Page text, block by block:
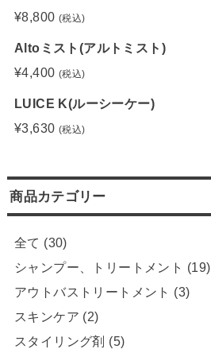
¥8,800 (税込)
Altoミスト(アルトミスト)
¥4,400 (税込)
LUICE K(ルーシーケー)
¥3,630 (税込)
商品カテゴリー
全て (30)
シャンプー、トリートメント (19)
アウトバストリートメント (3)
スキンケア (2)
スタイリング剤 (5)